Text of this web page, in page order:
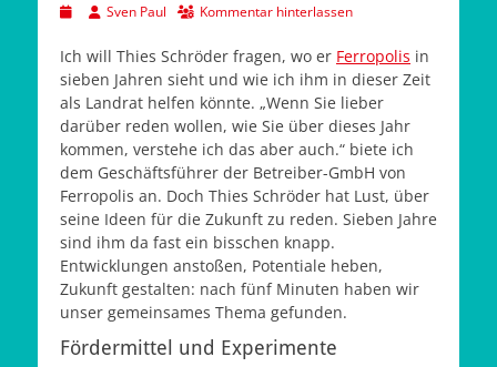
Veröffentlicht
AutorSven Paul Kommentar hinterlassen
Ich will Thies Schröder fragen, wo er Ferropolis in
sieben Jahren sieht und wie ich ihm in dieser Zeit
als Landrat helfen könnte. „Wenn Sie lieber
darüber reden wollen, wie Sie über dieses Jahr
kommen, verstehe ich das aber auch.“ biete ich
dem Geschäftsführer der Betreiber-GmbH von
Ferropolis an. Doch Thies Schröder hat Lust, über
seine Ideen für die Zukunft zu reden. Sieben Jahre
sind ihm da fast ein bisschen knapp.
Entwicklungen anstoßen, Potentiale heben,
Zukunft gestalten: nach fünf Minuten haben wir
unser gemeinsames Thema gefunden.
Fördermittel und Experimente